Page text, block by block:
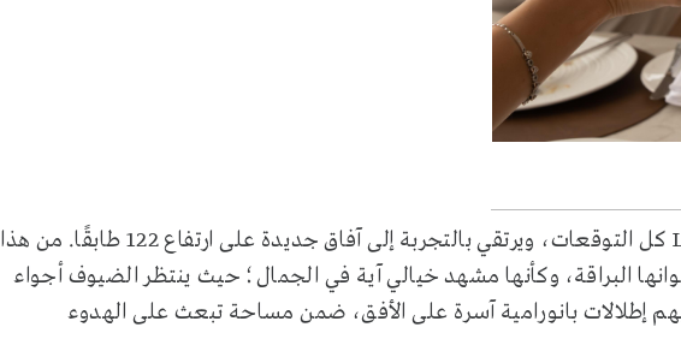
في أتموسفير، يتجاوز برانش Le Cloud كل التوقعات، ويرتقي بالتجربة إلى آفاق جديدة على ارتفاع 122 طابقًا. من هذا
البراقة، وكأنها مشهد خيالي آية في الجمال؛ حيث ينتظر الضيوف أجواء
إطلالات بانورامية آسرة على الأفق، ضمن مساحة تبعث على الهدوء